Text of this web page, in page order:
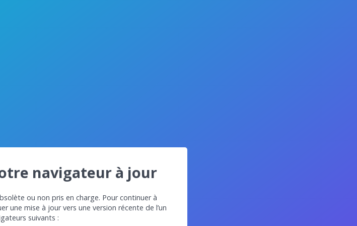
navigateur à jour
ou non pris en charge. Pour continuer à
une mise à jour vers une version récente de l’un
suivants :